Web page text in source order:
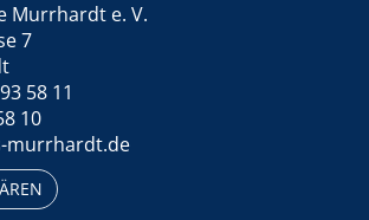
Murrhardt e. V.
7
58 11
10
murrhardt.de